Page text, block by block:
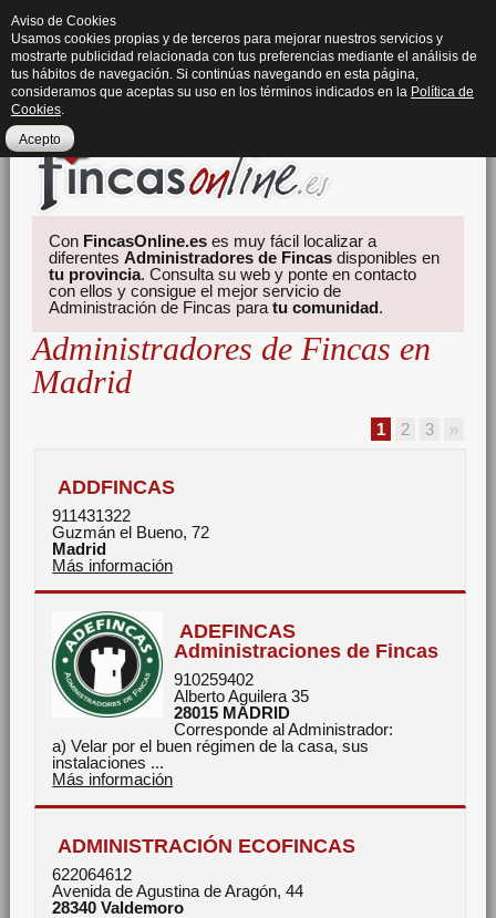
Con FincasOnline.es es muy fácil localizar a
diferentesAdministradores de Fincas disponibles en
tu provincia. Consulta su web y ponte en contacto
con ellos y consigue el mejor servicio de
Administración de Fincas paratu comunidad.
Administradores de Fincas en
Madrid
1 2 3
ADDFINCAS
911431322
Guzmán el Bueno, 72
Madrid
Más información
ADEFINCAS
Administraciones de Fincas
910259402
Alberto Aguilera 35
28015 MADRID
Corresponde al Administrador:
a) Velar por el buen régimen de la casa, sus
instalaciones ...
Más información
ADMINISTRACIÓN ECOFINCAS
622064612
Avenida de Agustina de Aragón, 44
28340 Valdemoro
Aviso de Cookies
Usamos cookies propias y de terceros para mejorar nuestros servicios y
mostrarte publicidad relacionada con tus preferencias mediante el análisis de
tus hábitos de navegación. Si continúas navegando en esta página,
consideramos que aceptas su uso en los términos indicados en la Política de
Cookies.
Acepto